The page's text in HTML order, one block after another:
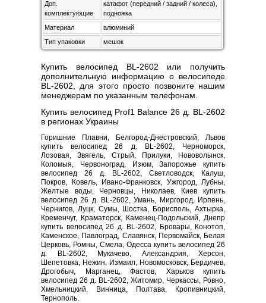
Доп.
комплектующие
катафот (передний / задний / колеса),
подножка
Материал
алюминий
Тип упаковки
мешок
Купить велосипед BL-2602 или получить
дополнительную информацию о велосипеде
BL-2602, для этого просто позвоните нашим
менеджерам по указанным телефонам.
Купить велосипед Prof1 Balance 26 д. BL-2602
в регионах Украины
Горишние Плавни, Белгород-Днестровский, Львов
купить велосипед 26 д. BL-2602, Черноморск,
Лозовая, Звягель, Стрый, Прилуки, Нововолынск,
Коломыя, Червоноград, Изюм, Запорожье купить
велосипед 26 д. BL-2602, Светловодск, Калуш,
Покров, Ковель, Ивано-Франковск, Ужгород, Лубны,
Желтые воды, Черновцы, Николаев, Киев купить
велосипед 26 д. BL-2602, Умань, Миргород, Ирпень,
Чернигов, Луцк, Сумы, Шостка, Борисполь, Ахтырка,
Кременчуг, Краматорск, Каменец-Подольский, Днепр
купить велосипед 26 д. BL-2602, Бровары, Конотоп,
Каменское, Павлоград, Славянск, Первомайск, Белая
Церковь, Ромны, Смела, Одесса купить велосипед 26
д. BL-2602, Мукачево, Александрия, Херсон,
Шепетовка, Нежин, Измаил, Новомосковск, Бердичев,
Дрогобыч, Марганец, Фастов, Харьков купить
велосипед 26 д. BL-2602, Житомир, Черкассы, Ровно,
Хмельницкий, Винница, Полтава, Кропивницкий,
Тернополь.